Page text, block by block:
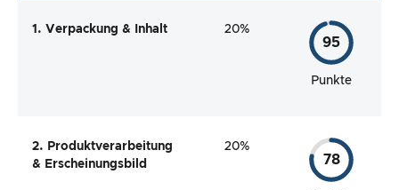
1. Verpackung & Inhalt 20%
95
Punkte
2. Produktverarbeitung
& Erscheinungsbild
20%
78